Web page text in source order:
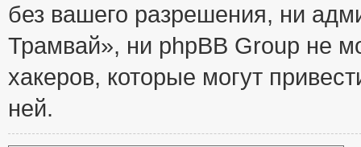
без вашего разрешения, ни
Трамвай», ни phpBB Group не
хакеров, которые могут
ней.